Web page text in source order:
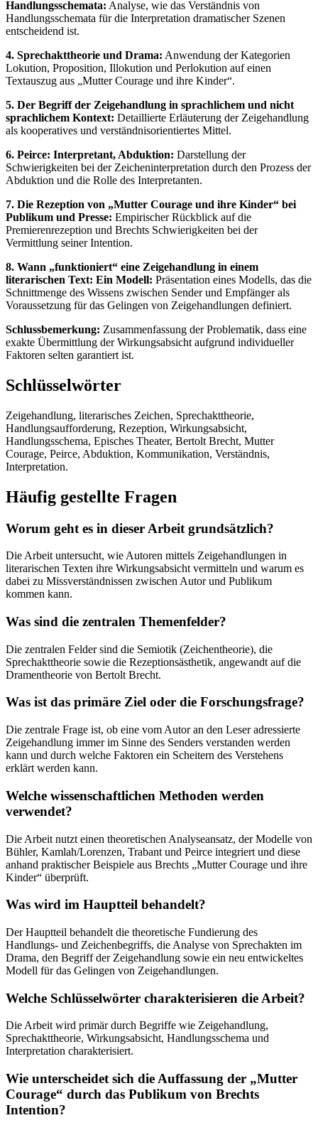
Handlungsschemata: Analyse, wie das Verständnis von
Handlungsschemata für die Interpretation dramatischer Szenen
entscheidend ist.
4. Sprechakttheorie und Drama: Anwendung der Kategorien
Lokution, Proposition, Illokution und Perlokution auf einen
Textauszug aus „Mutter Courage und ihre Kinder“.
5. Der Begriff der Zeigehandlung in sprachlichem und nicht
sprachlichem Kontext: Detaillierte Erläuterung der Zeigehandlung
als kooperatives und verständnisorientiertes Mittel.
6. Peirce: Interpretant, Abduktion: Darstellung der
Schwierigkeiten bei der Zeicheninterpretation durch den Prozess der
Abduktion und die Rolle des Interpretanten.
7. Die Rezeption von „Mutter Courage und ihre Kinder“ bei
Publikum und Presse: Empirischer Rückblick auf die
Premierenrezeption und Brechts Schwierigkeiten bei der
Vermittlung seiner Intention.
8. Wann „funktioniert“ eine Zeigehandlung in einem
literarischen Text: Ein Modell: Präsentation eines Modells, das die
Schnittmenge des Wissens zwischen Sender und Empfänger als
Voraussetzung für das Gelingen von Zeigehandlungen definiert.
Schlussbemerkung: Zusammenfassung der Problematik, dass eine
exakte Übermittlung der Wirkungsabsicht aufgrund individueller
Faktoren selten garantiert ist.
Schlüsselwörter
Zeigehandlung, literarisches Zeichen, Sprechakttheorie,
Handlungsaufforderung, Rezeption, Wirkungsabsicht,
Handlungsschema, Episches Theater, Bertolt Brecht, Mutter
Courage, Peirce, Abduktion, Kommunikation, Verständnis,
Interpretation.
Häufig gestellte Fragen
Worum geht es in dieser Arbeit grundsätzlich?
Die Arbeit untersucht, wie Autoren mittels Zeigehandlungen in
literarischen Texten ihre Wirkungsabsicht vermitteln und warum es
dabei zu Missverständnissen zwischen Autor und Publikum
kommen kann.
Was sind die zentralen Themenfelder?
Die zentralen Felder sind die Semiotik (Zeichentheorie), die
Sprechakttheorie sowie die Rezeptionsästhetik, angewandt auf die
Dramentheorie von Bertolt Brecht.
Was ist das primäre Ziel oder die Forschungsfrage?
Die zentrale Frage ist, ob eine vom Autor an den Leser adressierte
Zeigehandlung immer im Sinne des Senders verstanden werden
kann und durch welche Faktoren ein Scheitern des Verstehens
erklärt werden kann.
Welche wissenschaftlichen Methoden werden
verwendet?
Die Arbeit nutzt einen theoretischen Analyseansatz, der Modelle von
Bühler, Kamlah/Lorenzen, Trabant und Peirce integriert und diese
anhand praktischer Beispiele aus Brechts „Mutter Courage und ihre
Kinder“ überprüft.
Was wird im Hauptteil behandelt?
Der Hauptteil behandelt die theoretische Fundierung des
Handlungs- und Zeichenbegriffs, die Analyse von Sprechakten im
Drama, den Begriff der Zeigehandlung sowie ein neu entwickeltes
Modell für das Gelingen von Zeigehandlungen.
Welche Schlüsselwörter charakterisieren die Arbeit?
Die Arbeit wird primär durch Begriffe wie Zeigehandlung,
Sprechakttheorie, Wirkungsabsicht, Handlungsschema und
Interpretation charakterisiert.
Wie unterscheidet sich die Auffassung der „Mutter
Courage“ durch das Publikum von Brechts
Intention?